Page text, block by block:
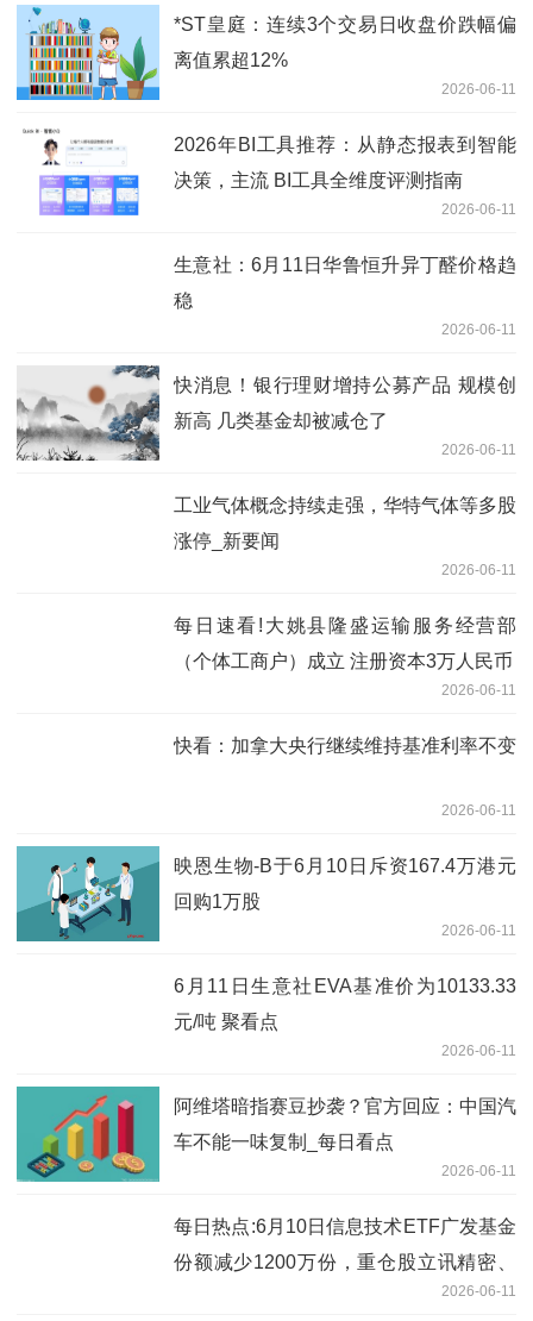
*ST皇庭：连续3个交易日收盘价跌幅偏
离值累超12%
2026-06-11
2026年BI工具推荐：从静态报表到智能
决策，主流 BI工具全维度评测指南
2026-06-11
生意社：6月11日华鲁恒升异丁醛价格趋
稳
2026-06-11
快消息！银行理财增持公募产品 规模创
新高 几类基金却被减仓了
2026-06-11
工业气体概念持续走强，华特气体等多股
涨停_新要闻
2026-06-11
每日速看!大姚县隆盛运输服务经营部
（个体工商户）成立 注册资本3万人民币
2026-06-11
快看：加拿大央行继续维持基准利率不变
2026-06-11
映恩生物-B于6月10日斥资167.4万港元
回购1万股
2026-06-11
6月11日生意社EVA基准价为10133.33
元/吨 聚看点
2026-06-11
阿维塔暗指赛豆抄袭？官方回应：中国汽
车不能一味复制_每日看点
2026-06-11
每日热点:6月10日信息技术ETF广发基金
份额减少1200万份，重仓股立讯精密、
2026-06-11